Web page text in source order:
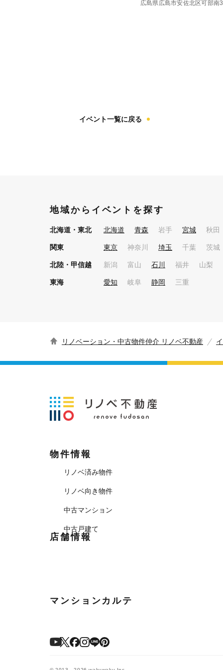
広島県広島市安佐北区可部南
イベント一覧に戻る
地域からイベントを探す
北海道・東北 北海道 青森 岩手 宮城 秋田
関東 東京 神奈川 埼玉 千葉 茨城
北陸・甲信越 新潟 富山 石川 福井 山梨
東海 愛知 岐阜 静岡 三重
リノベーション・中古物件仲介 リノベ不動産
物件情報
リノベ済み物件
リノベ向き物件
中古マンション
中古戸建て
店舗情報
マンションカルテ